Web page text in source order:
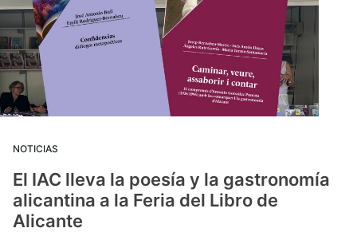
NOTICIAS
El IAC lleva la poesía y la gastronomía
alicantina a la Feria del Libro de
Alicante